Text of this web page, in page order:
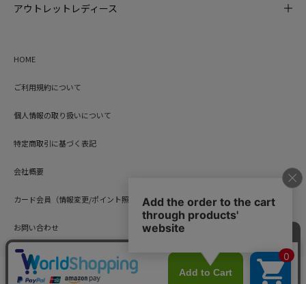
アウトレットレディース
HOME
ご利用規約について
個人情報の取り扱いについて
特定商取引に基づく表記
会社概要
カード会員（情報変更/ポイント照会）
お問い合わせ